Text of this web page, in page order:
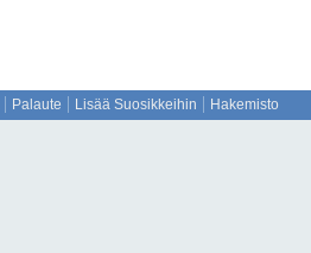
Palaute Lisää Suosikkeihin Hakemisto